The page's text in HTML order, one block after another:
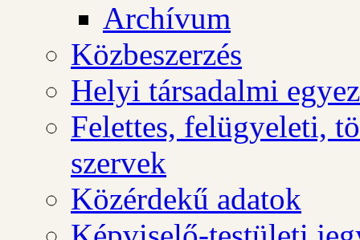
Archívum
Közbeszerzés
Helyi társadalmi
Felettes, felügyeleti,
szervek
Közérdekű adatok